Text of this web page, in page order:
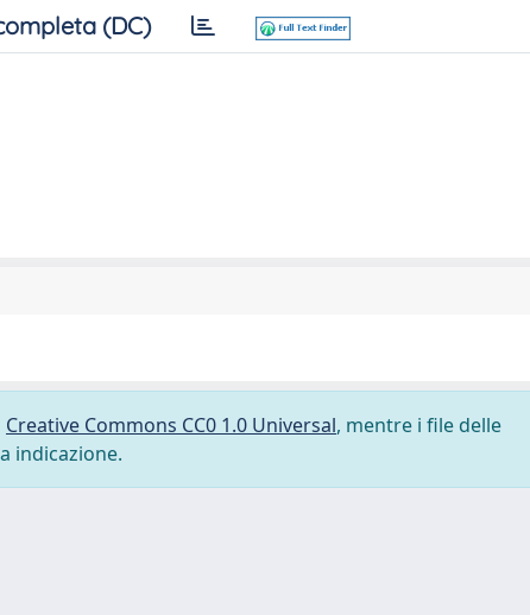
(DC)
Creative Commons CC0 1.0 Universal, mentre i file delle
indicazione.